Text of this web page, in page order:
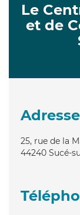
Le
et de
Adresse
25, rue de la
44240 Sucé-